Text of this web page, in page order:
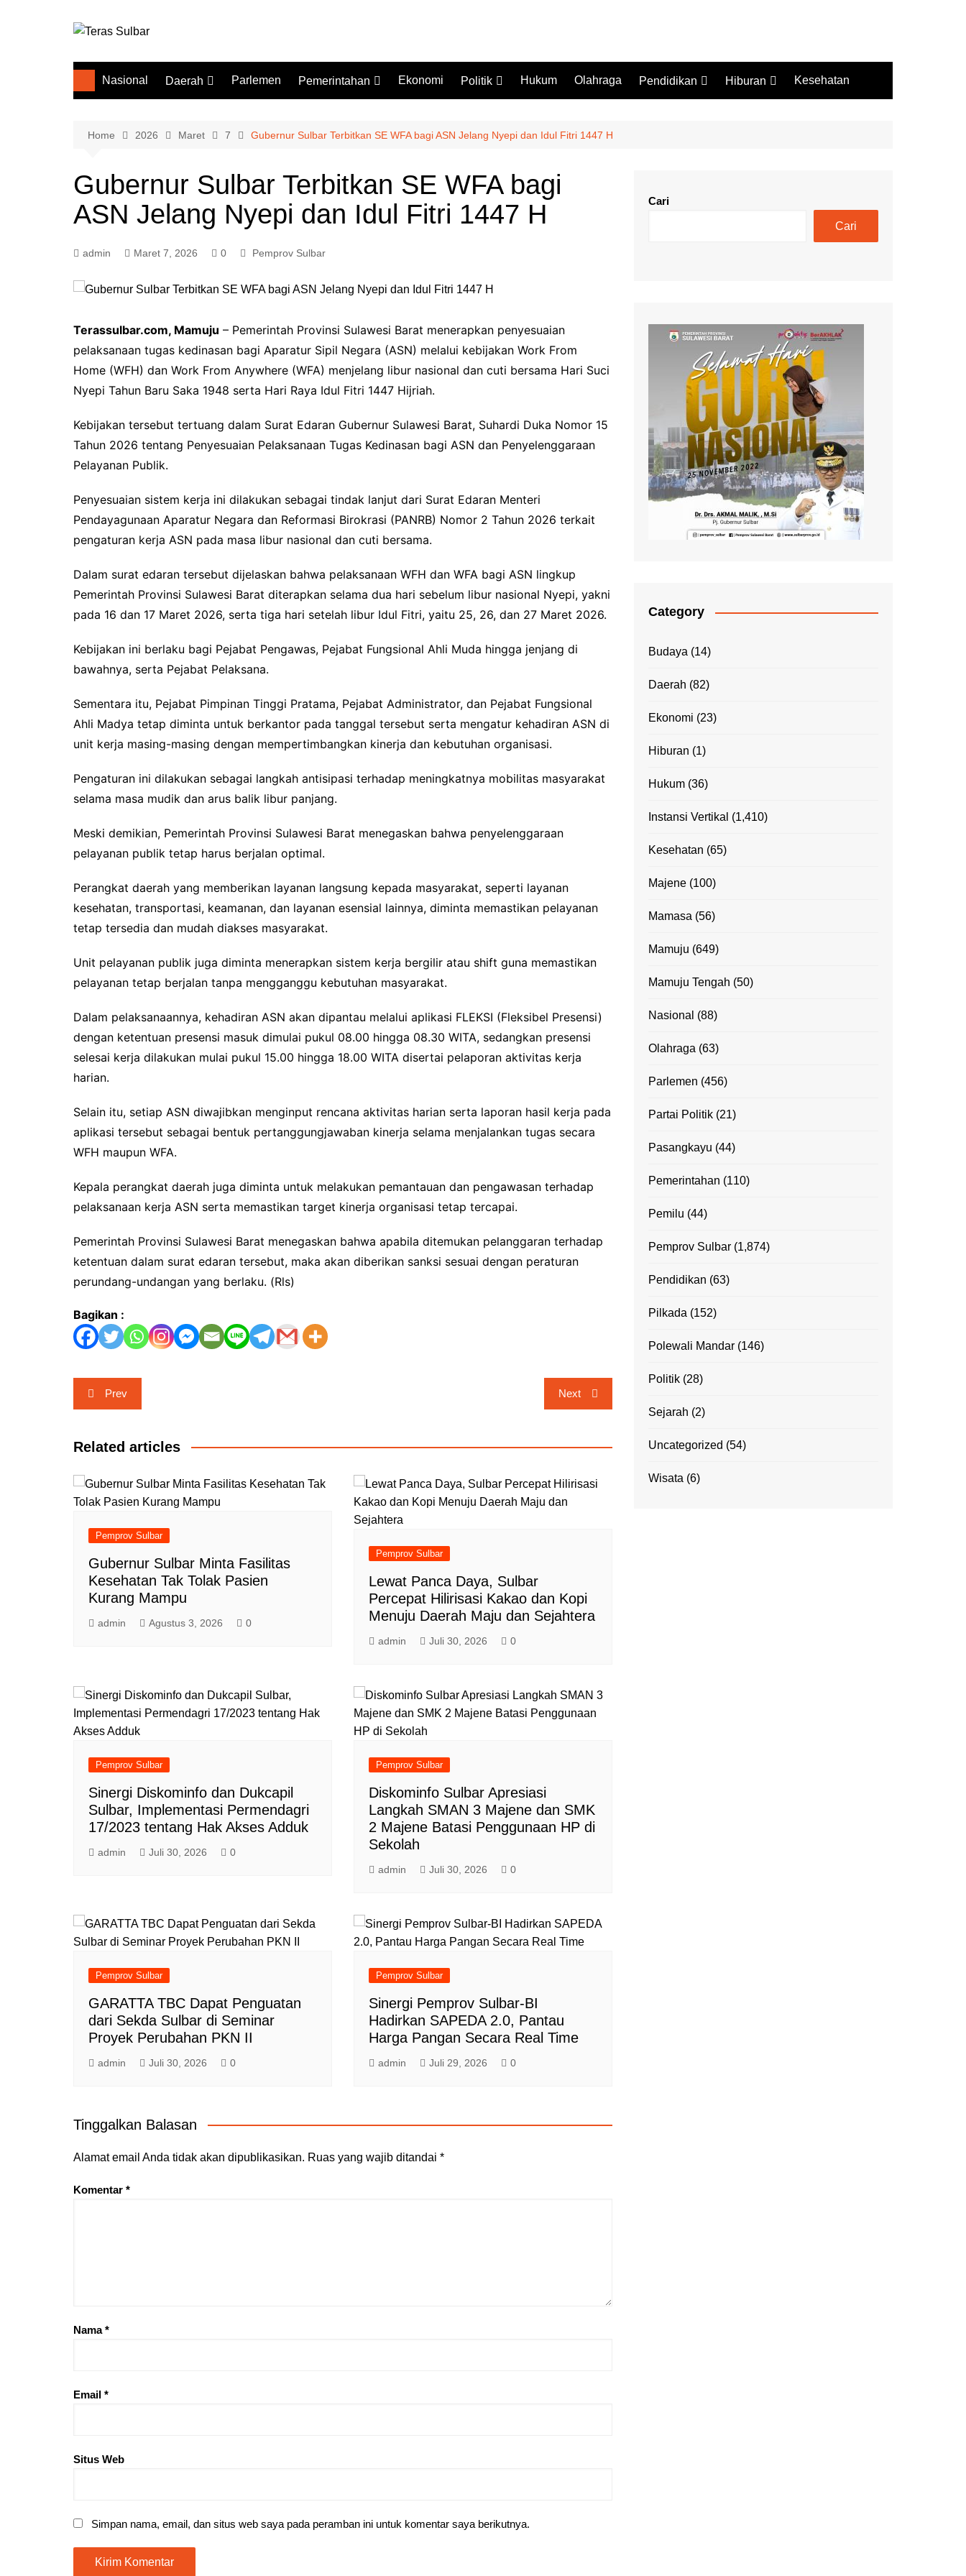
Nasional Daerah
Polewali Mandar
Majene
Mamasa
Pasangkayu
Parlemen Pemerintahan
Instansi Vertikal
Ekonomi Politik
Pemilu
Hukum Olahraga Pendidikan Hiburan Kesehatan
Home 2026 Maret 7 Gubernur Sulbar Terbitkan SE WFA bagi ASN Jelang Nyepi dan Idul Fitri 1447 H
Gubernur Sulbar Terbitkan SE WFA bagi
ASN Jelang Nyepi dan Idul Fitri 1447 H
admin Maret 7, 2026 0 Pemprov Sulbar
Terassulbar.com, Mamuju – Pemerintah Provinsi Sulawesi Barat menerapkan penyesuaian
pelaksanaan tugas kedinasan bagi Aparatur Sipil Negara (ASN) melalui kebijakan Work From
Home (WFH) dan Work From Anywhere (WFA) menjelang libur nasional dan cuti bersama Hari Suci
Nyepi Tahun Baru Saka 1948 serta Hari Raya Idul Fitri 1447 Hijriah.
Kebijakan tersebut tertuang dalam Surat Edaran Gubernur Sulawesi Barat, Suhardi Duka Nomor 15
Tahun 2026 tentang Penyesuaian Pelaksanaan Tugas Kedinasan bagi ASN dan Penyelenggaraan
Pelayanan Publik.
Penyesuaian sistem kerja ini dilakukan sebagai tindak lanjut dari Surat Edaran Menteri
Pendayagunaan Aparatur Negara dan Reformasi Birokrasi (PANRB) Nomor 2 Tahun 2026 terkait
pengaturan kerja ASN pada masa libur nasional dan cuti bersama.
Dalam surat edaran tersebut dijelaskan bahwa pelaksanaan WFH dan WFA bagi ASN lingkup
Pemerintah Provinsi Sulawesi Barat diterapkan selama dua hari sebelum libur nasional Nyepi, yakni
pada 16 dan 17 Maret 2026, serta tiga hari setelah libur Idul Fitri, yaitu 25, 26, dan 27 Maret 2026.
Kebijakan ini berlaku bagi Pejabat Pengawas, Pejabat Fungsional Ahli Muda hingga jenjang di
bawahnya, serta Pejabat Pelaksana.
Sementara itu, Pejabat Pimpinan Tinggi Pratama, Pejabat Administrator, dan Pejabat Fungsional
Ahli Madya tetap diminta untuk berkantor pada tanggal tersebut serta mengatur kehadiran ASN di
unit kerja masing-masing dengan mempertimbangkan kinerja dan kebutuhan organisasi.
Pengaturan ini dilakukan sebagai langkah antisipasi terhadap meningkatnya mobilitas masyarakat
selama masa mudik dan arus balik libur panjang.
Meski demikian, Pemerintah Provinsi Sulawesi Barat menegaskan bahwa penyelenggaraan
pelayanan publik tetap harus berjalan optimal.
Perangkat daerah yang memberikan layanan langsung kepada masyarakat, seperti layanan
kesehatan, transportasi, keamanan, dan layanan esensial lainnya, diminta memastikan pelayanan
tetap tersedia dan mudah diakses masyarakat.
Unit pelayanan publik juga diminta menerapkan sistem kerja bergilir atau shift guna memastikan
pelayanan tetap berjalan tanpa mengganggu kebutuhan masyarakat.
Dalam pelaksanaannya, kehadiran ASN akan dipantau melalui aplikasi FLEKSI (Fleksibel Presensi)
dengan ketentuan presensi masuk dimulai pukul 08.00 hingga 08.30 WITA, sedangkan presensi
selesai kerja dilakukan mulai pukul 15.00 hingga 18.00 WITA disertai pelaporan aktivitas kerja
harian.
Selain itu, setiap ASN diwajibkan menginput rencana aktivitas harian serta laporan hasil kerja pada
aplikasi tersebut sebagai bentuk pertanggungjawaban kinerja selama menjalankan tugas secara
WFH maupun WFA.
Kepala perangkat daerah juga diminta untuk melakukan pemantauan dan pengawasan terhadap
pelaksanaan kerja ASN serta memastikan target kinerja organisasi tetap tercapai.
Pemerintah Provinsi Sulawesi Barat menegaskan bahwa apabila ditemukan pelanggaran terhadap
ketentuan dalam surat edaran tersebut, maka akan diberikan sanksi sesuai dengan peraturan
perundang-undangan yang berlaku. (Rls)
Bagikan :
Navigasi
pos
Prev Next
Related articles
Pemprov Sulbar
Gubernur Sulbar Minta Fasilitas
Kesehatan Tak Tolak Pasien
Kurang Mampu
admin Agustus 3, 2026 0
Pemprov Sulbar
Lewat Panca Daya, Sulbar
Percepat Hilirisasi Kakao dan Kopi
Menuju Daerah Maju dan Sejahtera
admin Juli 30, 2026 0
Pemprov Sulbar
Sinergi Diskominfo dan Dukcapil
Sulbar, Implementasi Permendagri
17/2023 tentang Hak Akses Adduk
admin Juli 30, 2026 0
Pemprov Sulbar
Diskominfo Sulbar Apresiasi
Langkah SMAN 3 Majene dan SMK
2 Majene Batasi Penggunaan HP di
Sekolah
admin Juli 30, 2026 0
Pemprov Sulbar
GARATTA TBC Dapat Penguatan
dari Sekda Sulbar di Seminar
Proyek Perubahan PKN II
admin Juli 30, 2026 0
Pemprov Sulbar
Sinergi Pemprov Sulbar-BI
Hadirkan SAPEDA 2.0, Pantau
Harga Pangan Secara Real Time
admin Juli 29, 2026 0
Tinggalkan Balasan
Alamat email Anda tidak akan dipublikasikan. Ruas yang wajib ditandai *
Komentar *
Nama*
Email *
Situs Web
Simpan nama, email, dan situs web saya pada peramban ini untuk komentar saya berikutnya.
Cari
Cari
Category
Budaya (14)
Daerah (82)
Ekonomi (23)
Hiburan (1)
Hukum (36)
Instansi Vertikal (1,410)
Kesehatan (65)
Majene (100)
Mamasa (56)
Mamuju (649)
Mamuju Tengah (50)
Nasional (88)
Olahraga (63)
Parlemen (456)
Partai Politik (21)
Pasangkayu (44)
Pemerintahan (110)
Pemilu (44)
Pemprov Sulbar (1,874)
Pendidikan (63)
Pilkada (152)
Polewali Mandar (146)
Politik (28)
Sejarah (2)
Uncategorized (54)
Wisata (6)